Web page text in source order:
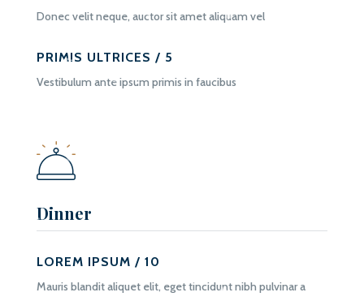
Donec velit neque, auctor sit amet aliquam vel
PRIMIS ULTRICES / 5
Vestibulum ante ipsum primis in faucibus
Dinner
LOREM IPSUM / 10
Mauris blandit aliquet elit, eget tincidunt nibh pulvinar a